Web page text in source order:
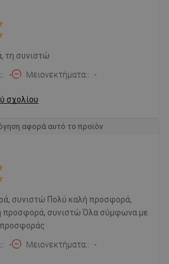
τη συνιστώ
- Μειονεκτήματα: -
σχολίου
αφορά αυτό το προϊόν
συνιστώ Πολύ καλή προσφορά,
προσφορά, συνιστώ Όλα σύμφωνα με
προσφοράς
- Μειονεκτήματα: -